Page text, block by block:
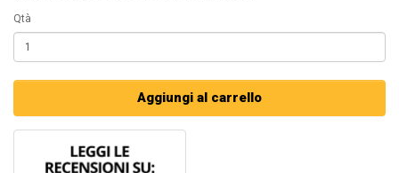
Qtà
Aggiungi al carrello